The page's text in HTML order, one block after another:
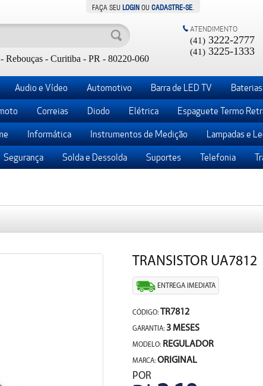
FAÇA SEU LOGIN OUCADASTRE-SE
Rebouças - Curitiba - PR - 80220-060
ATENDIMENTO
(41) 3222-2777
(41) 3225-1333
Audio e Vídeo Automotivo Barra de LED TV
Correias Diodo Elétrica Espaguete Termo
Informática Instrumentos de Medição Lampadas e
Segurança Solda e Dessolda Suportes Telefonia
TRANSISTOR UA7812
ENTREGA IMEDIATA
CÓDIGO: TR7812
GARANTIA: 3 MESES
MODELO: REGULADOR
MARCA: ORIGINAL
POR